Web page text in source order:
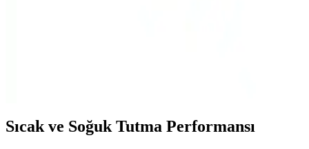
Sıcak ve Soğuk Tutma Performansı